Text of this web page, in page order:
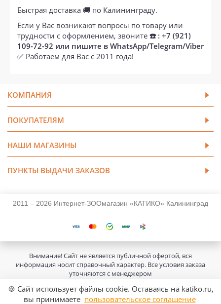
Быстрая доставка 🚚 по Калининграду.
Если у Вас возникают вопросы по товару или
трудности с оформлением, звоните ☎️ : +7 (921)
109-72-92 или пишите в WhatsApp/Telegram/Viber
✅ Работаем для Вас с 2011 года!
КОМПАНИЯ
ПОКУПАТЕЛЯМ
НАШИ МАГАЗИНЫ
ПУНКТЫ ВЫДАЧИ ЗАКАЗОВ
2011 – 2026 Интернет-ЗООмагазин «КАТИКО» Калининград
🍪 Сайт использует файлы cookie. Оставаясь на katiko.ru,
вы принимаете пользовательское соглашение
Внимание! Сайт не является публичной офертой, вся
информация носит справочный характер. Все условия заказа
уточняются с менеджером